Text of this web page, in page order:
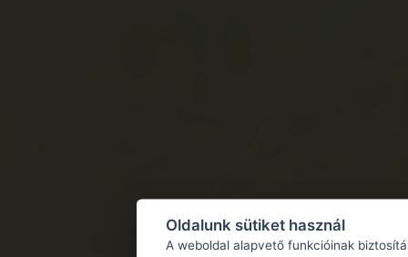
Oldalunk sütiket használ
A weboldal alapvető funkcióinak